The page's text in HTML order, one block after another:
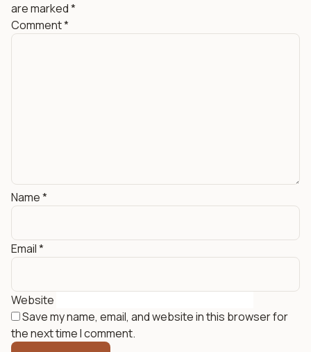
are marked*
Comment*
Name*
Email*
Website
Save my name, email, and website in this browser for
the next time I comment.